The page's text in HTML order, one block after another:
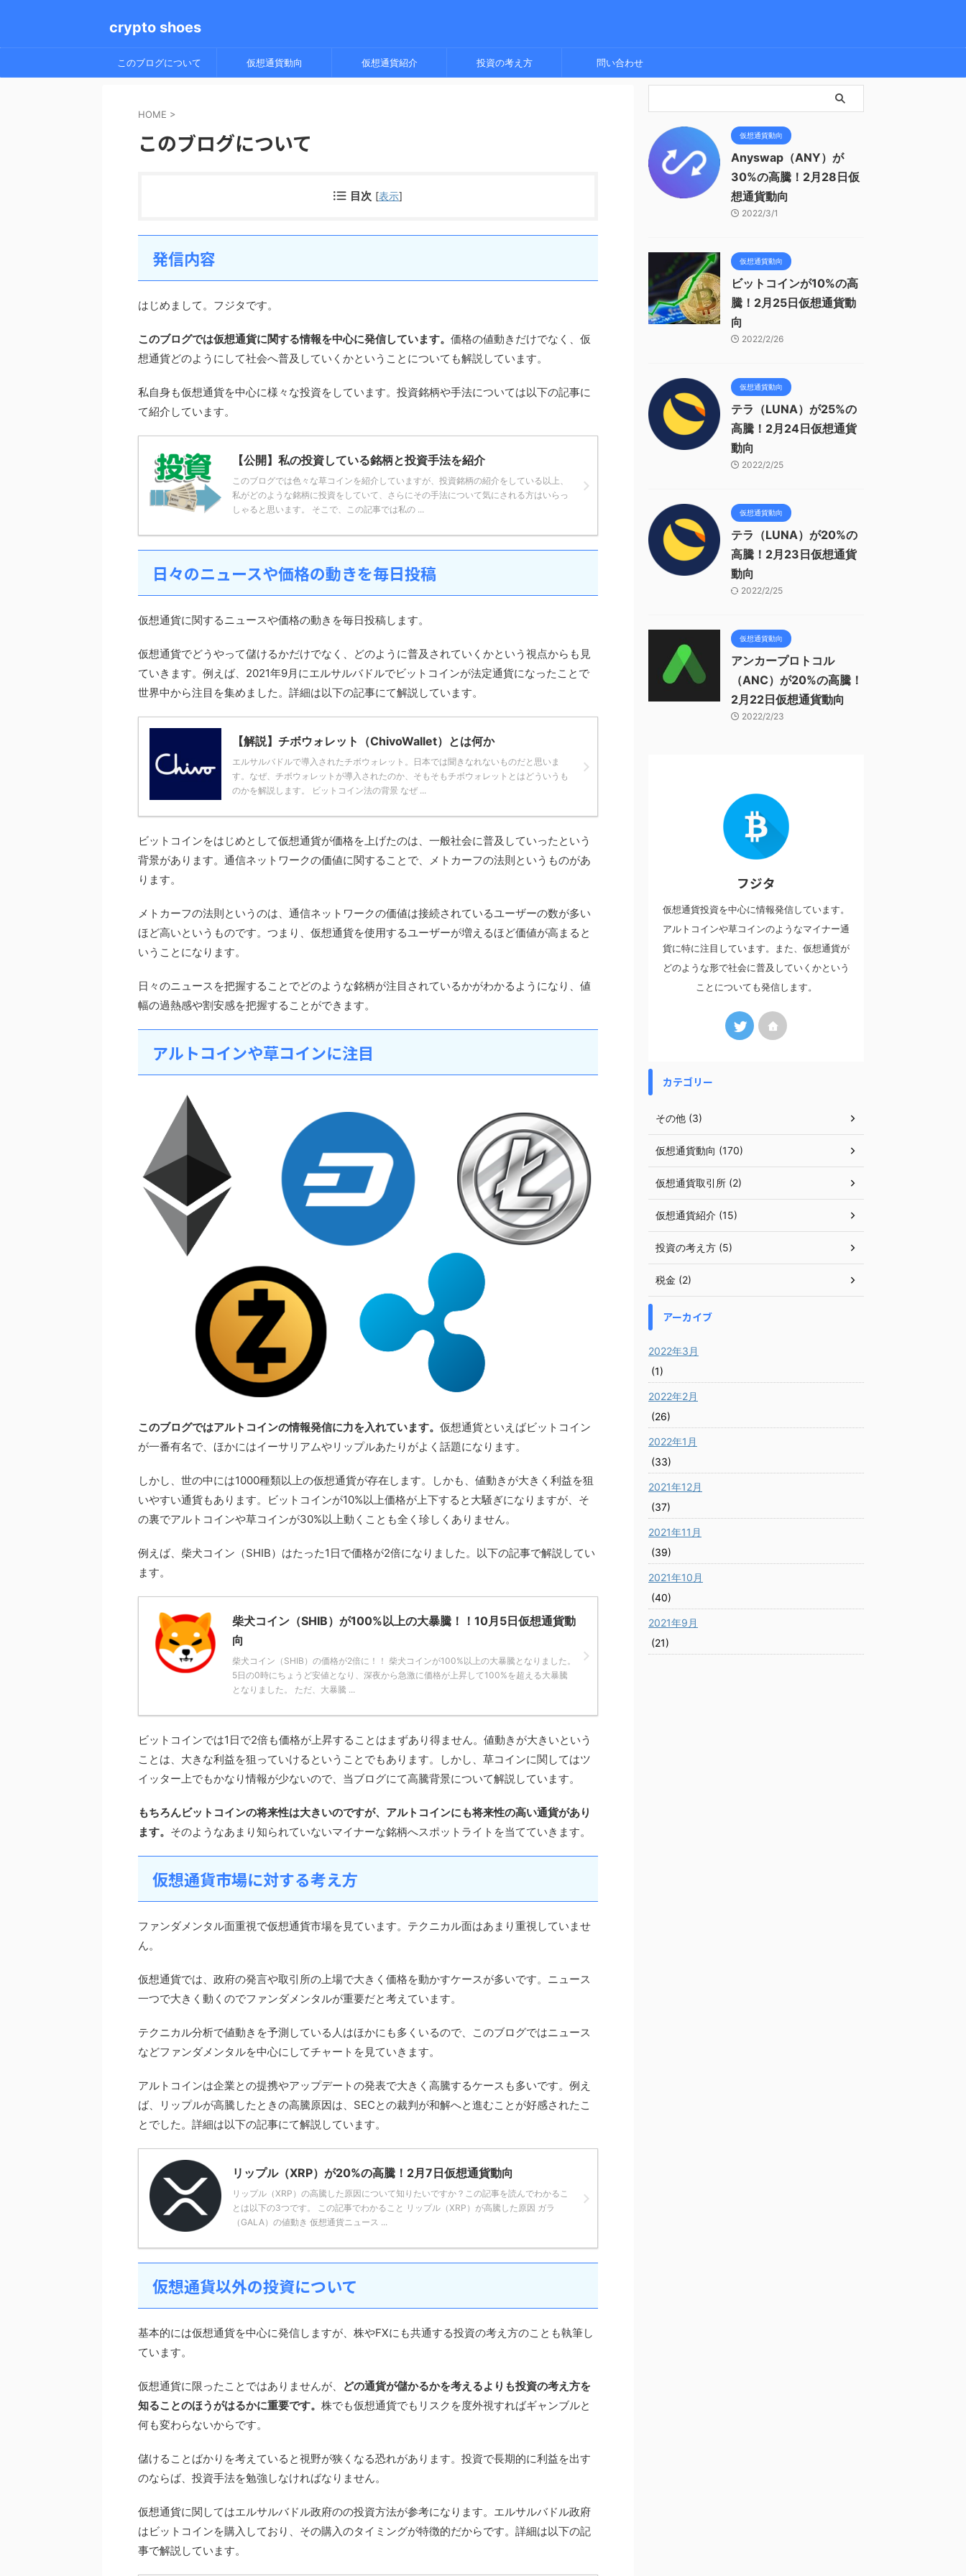
crypto shoes
このブログについて 仮想通貨動向 仮想通貨紹介 投資の考え方 問い合わせ
HOME >
このブログについて
目次 [表示]
発信内容
はじめまして。フジタです。
このブログでは仮想通貨に関する情報を中心に発信しています。 価格の値動きだけでなく、仮
想通貨どのようにして社会へ普及していくかということについても解説しています。
私自身も仮想通貨を中心に様々な投資をしています。投資銘柄や手法については以下の記事に
て紹介しています。
【公開】私の投資している銘柄と投資手法を紹介
このブログでは色々な草コインを紹介していますが、投資銘柄の紹介をしている以上、
私がどのような銘柄に投資をしていて、さらにその手法について気にされる方はいらっ
しゃると思います。 そこで、この記事では私の ...
日々のニュースや価格の動きを毎日投稿
仮想通貨に関するニュースや価格の動きを毎日投稿します。
仮想通貨でどうやって儲けるかだけでなく、どのように普及されていくかという視点からも見
ていきます。例えば、2021年9月にエルサルバドルでビットコインが法定通貨になったことで
世界中から注目を集めました。詳細は以下の記事にて解説しています。
【解説】チボウォレット（ChivoWallet）とは何か
エルサルバドルで導入されたチボウォレット。日本では聞きなれないものだと思いま
す。なぜ、チボウォレットが導入されたのか、そもそもチボウォレットとはどういうも
のかを解説します。 ビットコイン法の背景 なぜ ...
ビットコインをはじめとして仮想通貨が価格を上げたのは、一般社会に普及していったという
背景があります。通信ネットワークの価値に関することで、メトカーフの法則というものがあ
ります。
メトカーフの法則というのは、通信ネットワークの価値は接続されているユーザーの数が多い
ほど高いというものです。つまり、仮想通貨を使用するユーザーが増えるほど価値が高まると
いうことになります。
日々のニュースを把握することでどのような銘柄が注目されているかがわかるようになり、値
幅の過熱感や割安感を把握することができます。
アルトコインや草コインに注目
このブログではアルトコインの情報発信に力を入れています。 仮想通貨といえばビットコイン
が一番有名で、ほかにはイーサリアムやリップルあたりがよく話題になります。
しかし、世の中には1000種類以上の仮想通貨が存在します。しかも、値動きが大きく利益を狙
いやすい通貨もあります。ビットコインが10%以上価格が上下すると大騒ぎになりますが、そ
の裏でアルトコインや草コインが30%以上動くことも全く珍しくありません。
例えば、柴犬コイン（SHIB）はたった1日で価格が2倍になりました。以下の記事で解説してい
ます。
柴犬コイン（SHIB）が100%以上の大暴騰！！10月5日仮想通貨動
向
柴犬コイン（SHIB）の価格が2倍に！！ 柴犬コインが100%以上の大暴騰となりました。
5日の0時にちょうど安値となり、深夜から急激に価格が上昇して100%を超える大暴騰
となりました。 ただ、大暴騰 ...
ビットコインでは1日で2倍も価格が上昇することはまずあり得ません。値動きが大きいという
ことは、大きな利益を狙っていけるということでもあります。しかし、草コインに関してはツ
イッター上でもかなり情報が少ないので、当ブログにて高騰背景について解説しています。
もちろんビットコインの将来性は大きいのですが、アルトコインにも将来性の高い通貨があり
ます。 そのようなあまり知られていないマイナーな銘柄へスポットライトを当てていきます。
仮想通貨市場に対する考え方
ファンダメンタル面重視で仮想通貨市場を見ています。テクニカル面はあまり重視していませ
ん。
仮想通貨では、政府の発言や取引所の上場で大きく価格を動かすケースが多いです。ニュース
一つで大きく動くのでファンダメンタルが重要だと考えています。
テクニカル分析で値動きを予測している人はほかにも多くいるので、このブログではニュース
などファンダメンタルを中心にしてチャートを見ていきます。
アルトコインは企業との提携やアップデートの発表で大きく高騰するケースも多いです。例え
ば、リップルが高騰したときの高騰原因は、SECとの裁判が和解へと進むことが好感されたこ
とでした。詳細は以下の記事にて解説しています。
リップル（XRP）が20%の高騰！2月7日仮想通貨動向
リップル（XRP）の高騰した原因について知りたいですか？この記事を読んでわかるこ
とは以下の3つです。 この記事でわかること リップル（XRP）が高騰した原因 ガラ
（GALA）の値動き 仮想通貨ニュース ...
仮想通貨以外の投資について
基本的には仮想通貨を中心に発信しますが、株やFXにも共通する投資の考え方のことも執筆し
ています。
仮想通貨に限ったことではありませんが、
どの通貨が儲かるかを考えるよりも投資の考え方を
知ることのほうがはるかに重要です。 株でも仮想通貨でもリスクを度外視すればギャンブルと
何も変わらないからです。
儲けることばかりを考えていると視野が狭くなる恐れがあります。投資で長期的に利益を出す
のならば、投資手法を勉強しなければなりません。
仮想通貨に関してはエルサルバドル政府のの投資方法が参考になります。エルサルバドル政府
はビットコインを購入しており、その購入のタイミングが特徴的だからです。詳細は以下の記
事で解説しています。
仮想通貨動向
Anyswap（ANY）が
30%の高騰！2月28日仮
想通貨動向
2022/3/1
仮想通貨動向
ビットコインが10%の高
騰！2月25日仮想通貨動
向
2022/2/26
仮想通貨動向
テラ（LUNA）が25%の
高騰！2月24日仮想通貨
動向
2022/2/25
仮想通貨動向
テラ（LUNA）が20%の
高騰！2月23日仮想通貨
動向
2022/2/25
仮想通貨動向
アンカープロトコル
（ANC）が20%の高騰！
2月22日仮想通貨動向
2022/2/23
フジタ
仮想通貨投資を中心に情報発信しています。
アルトコインや草コインのようなマイナー通
貨に特に注目しています。また、仮想通貨が
どのような形で社会に普及していくかという
ことについても発信します。
カテゴリー
その他 (3)
仮想通貨動向 (170)
仮想通貨取引所 (2)
仮想通貨紹介 (15)
投資の考え方 (5)
税金 (2)
アーカイブ
2022年3月
(1)
2022年2月
(26)
2022年1月
(33)
2021年12月
(37)
2021年11月
(39)
2021年10月
(40)
2021年9月
(21)